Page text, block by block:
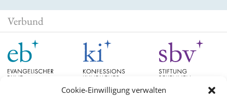
Cookie-Einwilligung verwalten
Verbund